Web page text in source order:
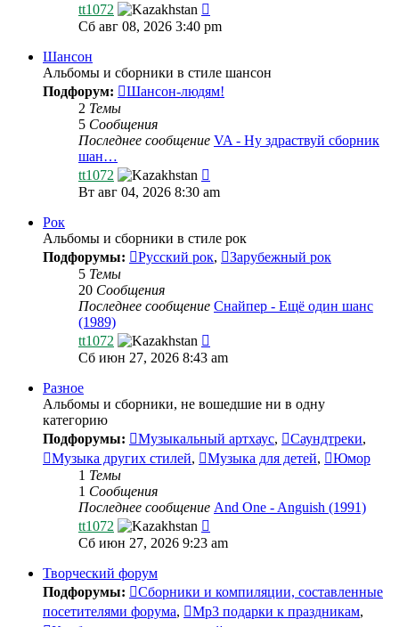
tt1072
к
Сб авг 08, 2026 3:40 pm
Шансон
Альбомы и сборники в стиле шансон
Подфорум:
Шансон-людям!
2 Темы
5 Сообщения
Последнее сообщение VA - Ну здраствуй сборник
шан…
tt1072
к
Вт авг 04, 2026 8:30 am
Рок
Альбомы и сборники в стиле рок
Подфорумы:
Русский рок,
Зарубежный рок
5 Темы
20 Сообщения
Последнее сообщение Снайпер - Ещё один шанс
(1989)
tt1072
к
Сб июн 27, 2026 8:43 am
Разное
Альбомы и сборники, не вошедшие ни в одну
категорию
Подфорумы:
Музыкальный артхаус, Саундтреки,
Музыка других стилей, Музыка для детей,
Юмор
1 Темы
1 Сообщения
Последнее сообщение And One - Anguish (1991)
tt1072
к
Сб июн 27, 2026 9:23 am
Творческий форум
Подфорумы:
Сборники и компиляции, составленные
посетителями форума, Mp3 подарки к праздникам,